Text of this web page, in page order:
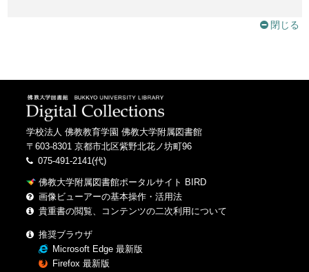
閉じる
学校法人 佛教教育学園 佛教大学附属図書館
〒603-8301 京都市北区紫野北花ノ坊町96
075-491-2141(代)
佛教大学附属図書館ポータルサイト BIRD
画像ビューアーの基本操作・活用法
貴重書の閲覧、コンテンツの二次利用について
推奨ブラウザ
Microsoft Edge 最新版
Firefox 最新版